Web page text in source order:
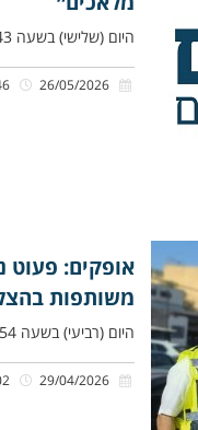
היום (שלישי) בשעה 16:43 התקבלה קריאה במוקד ידידים אודות ילד כבן עשר שרגלו נתקעה באופניו, ברחוב טרומפלדור באופקים. תהילה בת
אופקים: פעוט
משותפות
היום (רביעי) בשעה 16:54, התקבלה קריאה במוקד ידידים אודות פעוט כבן שנתיים שננעל בשגגה ברכב לעיני אביו, ברחוב מבצע קדש